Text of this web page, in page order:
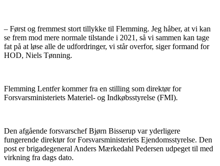
– Først og fremmest stort tillykke til Flemming. Jeg håber, at vi kan
se frem mod mere normale tilstande i 2021, så vi sammen kan tage
fat på at løse alle de udfordringer, vi står overfor, siger formand for
HOD, Niels Tønning.
Flemming Lentfer kommer fra en stilling som direktør for
Forsvarsministeriets Materiel- og Indkøbsstyrelse (FMI).
Den afgående forsvarschef Bjørn Bisserup var yderligere
fungerende direktør for Forsvarsministeriets Ejendomsstyrelse. Den
post er brigadegeneral Anders Mærkedahl Pedersen udpeget til med
virkning fra dags dato.